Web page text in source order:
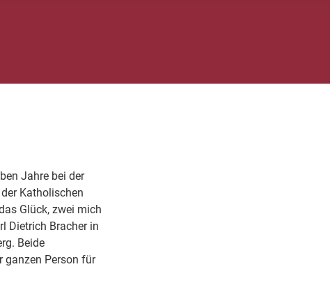
Jahre bei der
Katholischen
Glück, zwei mich
Dietrich Bracher in
Beide
ganzen Person für